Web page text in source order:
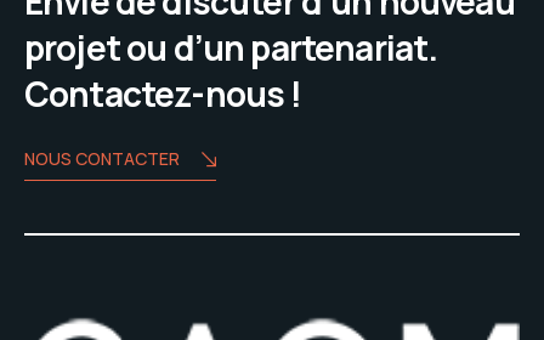
projet ou d’un partenariat.
Contactez-nous !
NOUS CONTACTER